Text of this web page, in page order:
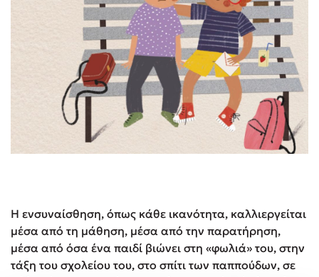
Η ενσυναίσθηση, όπως κάθε ικανότητα, καλλιεργείται
μέσα από τη μάθηση, μέσα από την παρατήρηση,
μέσα από όσα ένα παιδί βιώνει στη «φωλιά» του, στην
τάξη του σχολείου του, στο σπίτι των παππούδων, σε